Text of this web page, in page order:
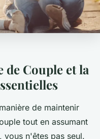
de Couple et la
de maintenir
tout en assumant
vous n'êtes pas seul.